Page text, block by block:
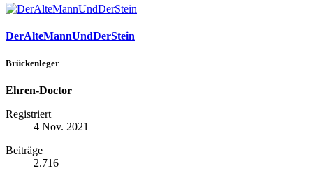
DerAlteMannUndDerStein
Brückenleger
Ehren-Doctor
Registriert
4 Nov. 2021
Beiträge
2.716